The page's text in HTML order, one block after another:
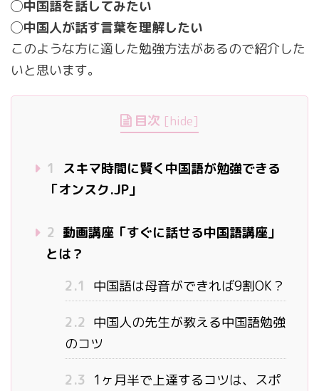
◯中国語を話してみたい
◯中国人が話す言葉を理解したい
このような方に適した勉強方法があるので紹介した
いと思います。
目次 [hide]
1
スキマ時間に賢く中国語が勉強できる
「オンスク.JP」
2 動画講座「すぐに話せる中国語講座」
とは？
2.1
中国語は母音ができれば9割OK？
2.2 中国人の先生が教える中国語勉強
のコツ
2.3 1ヶ月半で上達するコツは、スポ